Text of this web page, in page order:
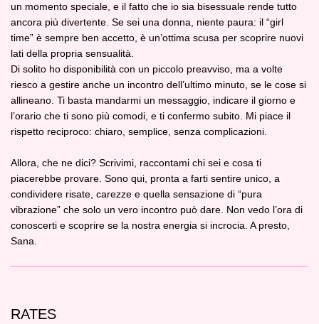
un momento speciale, e il fatto che io sia bisessuale rende tutto
ancora più divertente. Se sei una donna, niente paura: il “girl
time” è sempre ben accetto, è un’ottima scusa per scoprire nuovi
lati della propria sensualità.
Di solito ho disponibilità con un piccolo preavviso, ma a volte
riesco a gestire anche un incontro dell’ultimo minuto, se le cose si
allineano. Ti basta mandarmi un messaggio, indicare il giorno e
l’orario che ti sono più comodi, e ti confermo subito. Mi piace il
rispetto reciproco: chiaro, semplice, senza complicazioni.
Allora, che ne dici? Scrivimi, raccontami chi sei e cosa ti
piacerebbe provare. Sono qui, pronta a farti sentire unico, a
condividere risate, carezze e quella sensazione di “pura
vibrazione” che solo un vero incontro può dare. Non vedo l’ora di
conoscerti e scoprire se la nostra energia si incrocia. A presto,
Sana.
RATES